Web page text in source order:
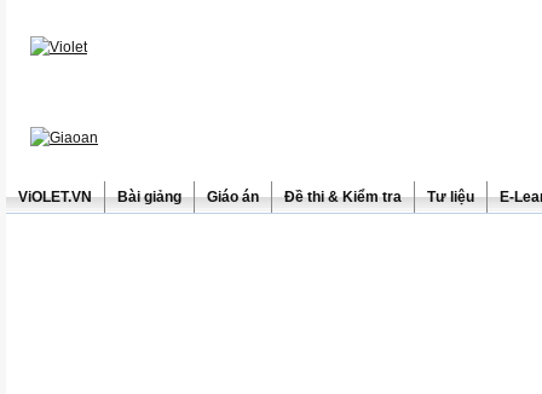
ViOLET.VN Bài giảng Giáo án Đề thi & Kiểm tra Tư liệu E-